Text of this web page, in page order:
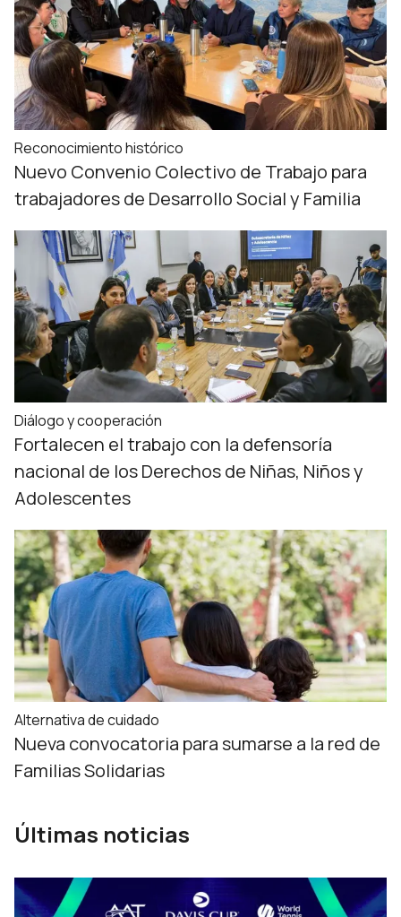
Reconocimiento histórico
Nuevo Convenio Colectivo de Trabajo para
trabajadores de Desarrollo Social y Familia
Diálogo y cooperación
Fortalecen el trabajo con la defensoría
nacional de los Derechos de Niñas, Niños y
Adolescentes
Alternativa de cuidado
Nueva convocatoria para sumarse a la red de
Familias Solidarias
Últimas noticias